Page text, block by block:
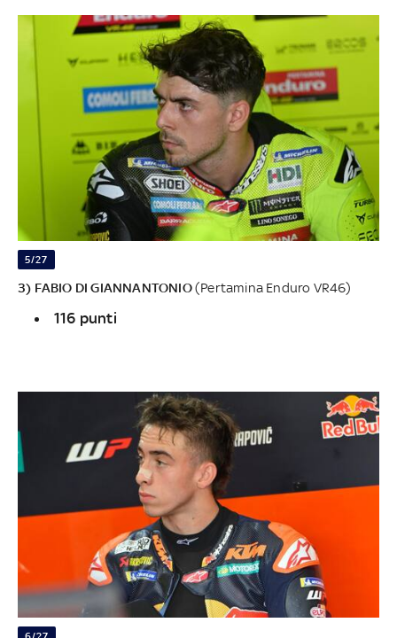
5/27
3) FABIO DI GIANNANTONIO(Pertamina Enduro VR46)
116 punti